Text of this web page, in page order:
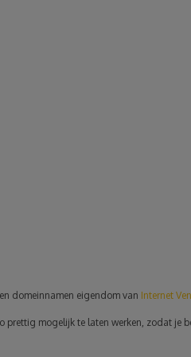
domeinnamen eigendom van Internet
prettig mogelijk te laten werken, zodat je